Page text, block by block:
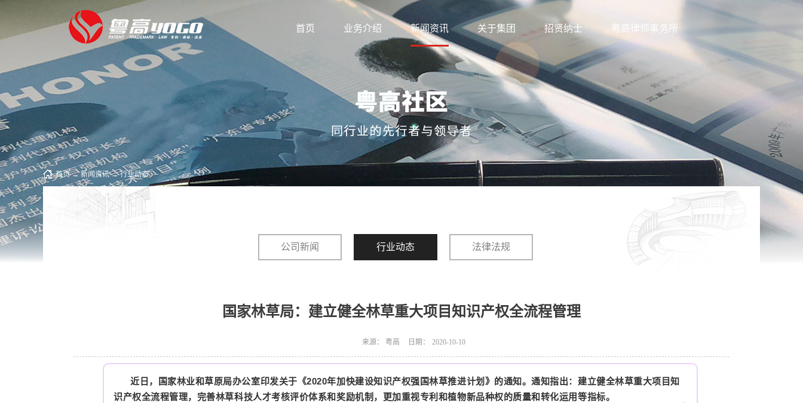
首页 业务介绍 新闻资讯 关于集团 招贤纳士 粤高律师事务所
首页 → 新闻资讯 → 行业动态
公司新闻 行业动态 法律法规
国家林草局：建立健全林草重大项目知识产权全流程管理
来源： 粤高 日期： 2020-10-10
近日，国家林业和草原局办公室印发关于《2020年加快建设知识产权强国林草推进计划》的通知。通知指出：建立健全林草重大项目知
识产权全流程管理，完善林草科技人才考核评价体系和奖励机制，更加重视专利和植物新品种权的质量和转化运用等指标。